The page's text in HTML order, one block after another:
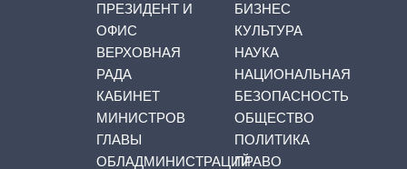
ПРЕЗИДЕНТ И
ОФИС
ВЕРХОВНАЯ
РАДА
КАБИНЕТ
МИНИСТРОВ
ГЛАВЫ
ОБЛАДМИНИСТРАЦИЙ
БИЗНЕС
КУЛЬТУРА
НАУКА
НАЦИОНАЛЬНАЯ
БЕЗОПАСНОСТЬ
ОБЩЕСТВО
ПОЛИТИКА
ПРАВО